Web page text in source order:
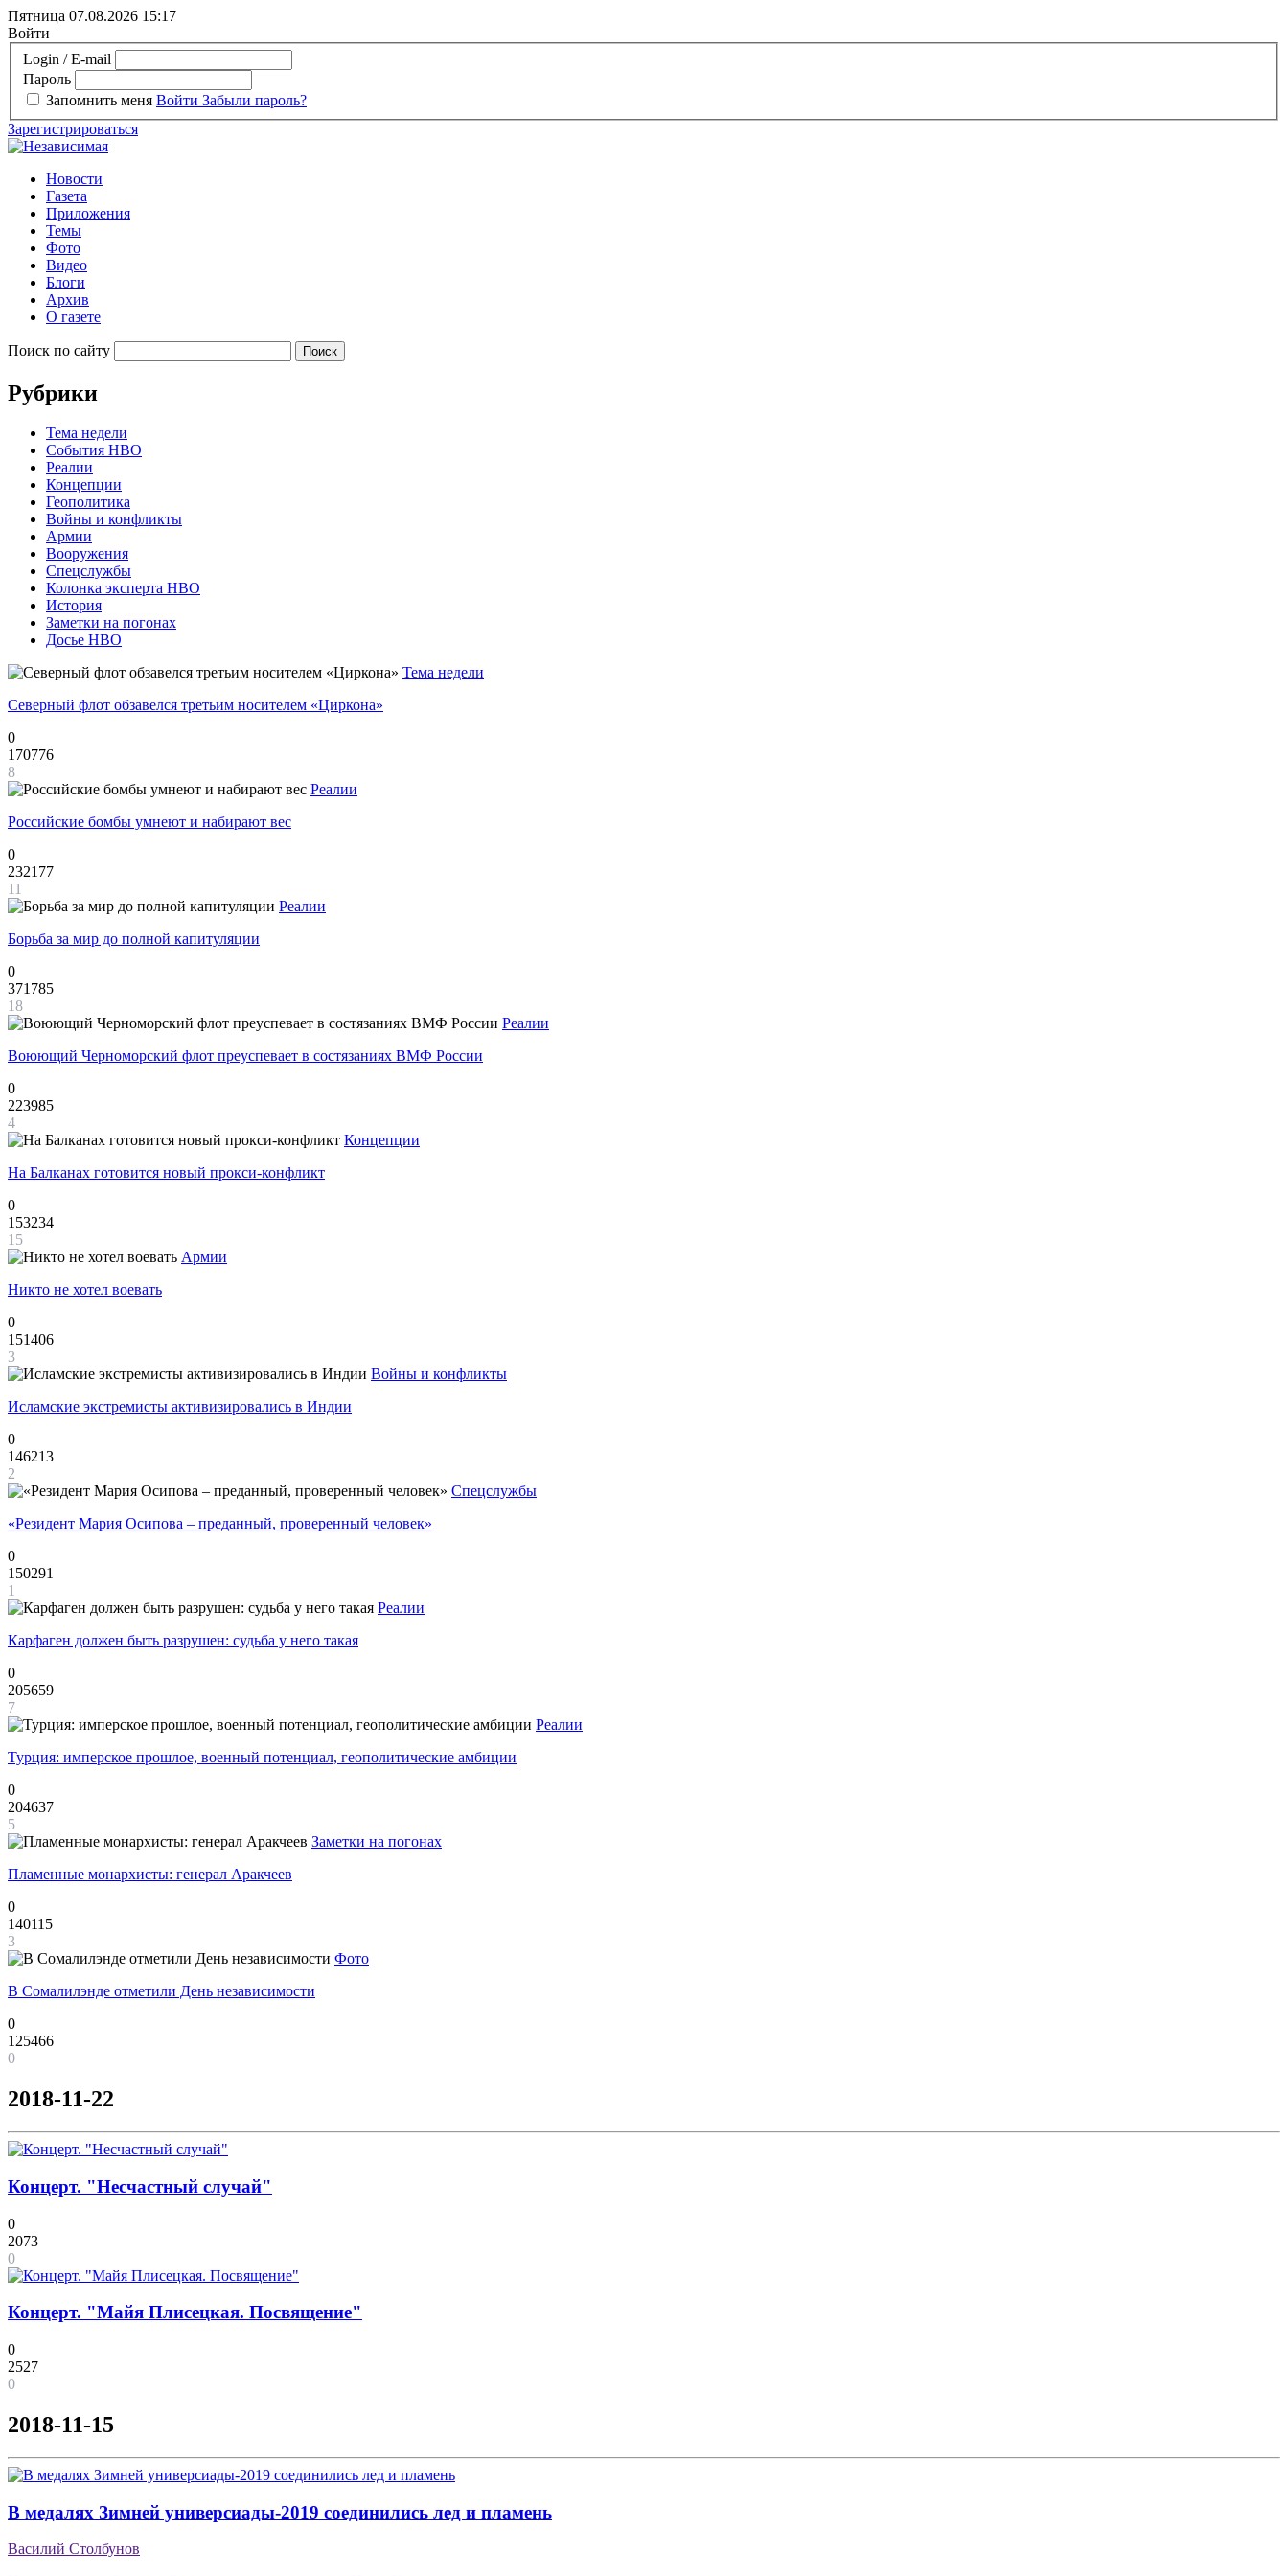
Пятница 07.08.2026 15:17
Войти
Login / E-mail
Пароль
Запомнить меня Войти Забыли пароль?
Зарегистрироваться
Новости
Газета
Приложения
Темы
Фото
Видео
Блоги
Архив
О газете
Поиск по сайту
Рубрики
Тема недели
События НВО
Реалии
Концепции
Геополитика
Войны и конфликты
Армии
Вооружения
Спецслужбы
Колонка эксперта НВО
История
Заметки на погонах
Досье НВО
Тема недели
Северный флот обзавелся третьим носителем «Циркона»
0
170776
8
Реалии
Российские бомбы умнеют и набирают вес
0
232177
11
Реалии
Борьба за мир до полной капитуляции
0
371785
18
Реалии
Воюющий Черноморский флот преуспевает в состязаниях ВМФ России
0
223985
4
Концепции
На Балканах готовится новый прокси-конфликт
0
153234
15
Армии
Никто не хотел воевать
0
151406
3
Войны и конфликты
Исламские экстремисты активизировались в Индии
0
146213
2
Спецслужбы
«Резидент Мария Осипова – преданный, проверенный человек»
0
150291
1
Реалии
Карфаген должен быть разрушен: судьба у него такая
0
205659
7
Реалии
Турция: имперское прошлое, военный потенциал, геополитические амбиции
0
204637
5
Заметки на погонах
Пламенные монархисты: генерал Аракчеев
0
140115
3
Фото
В Сомалилэнде отметили День независимости
0
125466
0
2018-11-22
Концерт. "Несчастный случай"
0
2073
0
Концерт. "Майя Плисецкая. Посвящение"
0
2527
0
2018-11-15
В медалях Зимней универсиады-2019 соединились лед и пламень
Василий Столбунов